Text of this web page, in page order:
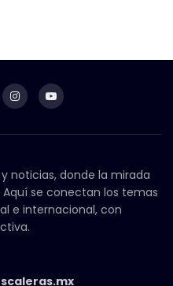
noticias, donde la mirada
se conectan los temas
e internacional, con